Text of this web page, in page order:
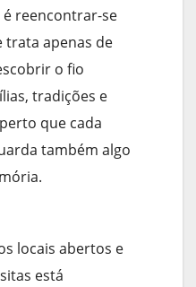
é reencontrar-se
trata apenas de
o fio
tradições e
que cada
também algo
locais abertos e
está